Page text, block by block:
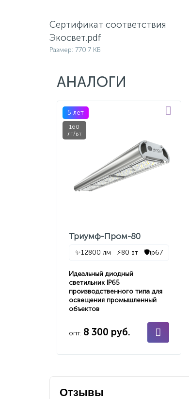
Сертификат соответствия
Экосвет.pdf
Размер: 770.7 КБ
АНАЛОГИ
5 лет
160
лт/вт
Триумф-Пром-80
✨12800 лм ⚡80 вт 🛡️ip67
Идеальный диодный
светильник IP65
производственного типа для
освещения промышленный
объектов
опт. 8 300 руб.
Отзывы